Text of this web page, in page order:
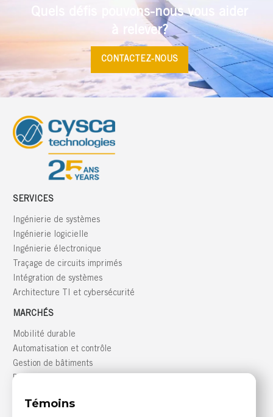
Quels défis pouvons-nous vous aider
à relever?
CONTACTEZ-NOUS
Témoins
SERVICES
Ingénierie de systèmes
Ingénierie logicielle
Ingénierie électronique
Traçage de circuits imprimés
Intégration de systèmes
Architecture TI et cybersécurité
MARCHÉS
Mobilité durable
Automatisation et contrôle
Gestion de bâtiments
Défense
GRANDE RÉGION DE MONTRÉAL